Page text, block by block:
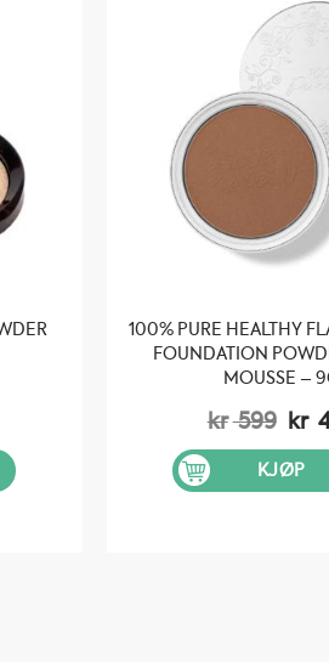
100% PURE HEALTHY
FOUNDATION
MOUSSE –
kr599
var:
kr
kr
KJØP